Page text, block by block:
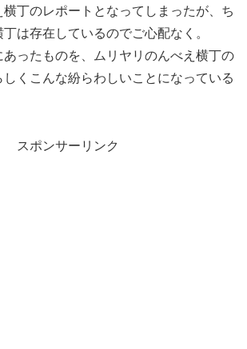
丁のレポートとなってしまったが、ち
は存在しているのでご心配なく。
あったものを、ムリヤリのんべえ横丁の
くこんな紛らわしいことになっている
スポンサーリンク